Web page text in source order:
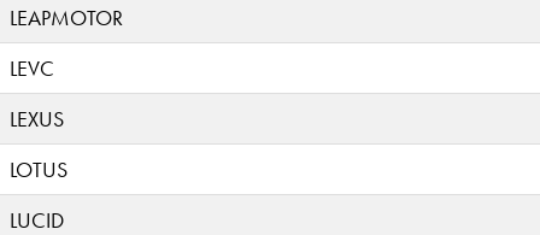
LEAPMOTOR
LEVC
LEXUS
LOTUS
LUCID